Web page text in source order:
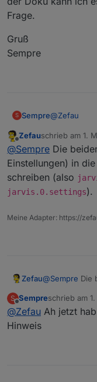
Die folgenden
aktuelle Liste
AdapterStatus
Chart
DateTime
Frage.
Gruß
Sempre
S Sempre@Zefau
Gute Idee
im frühen
erwartet
angelegt,
Aus der
Sempre
Offline
Zefauschrieb am 1.
zuletzt editiert
@Sempre Die
Einstellungen) in
schreiben (also
jarvis.0.settings).
Meine Adapter: https://
Zefau@Sempre Die
schreiben
S
Offline
Sempreschrieb am
zuletzt
@Zefau Ah jetzt
Hinweis